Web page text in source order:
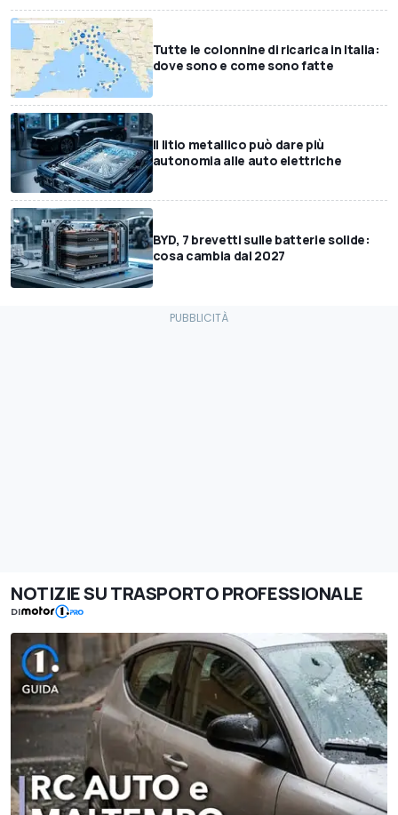
Tutte le colonnine di ricarica in Italia:
dove sono e come sono fatte
Il litio metallico può dare più
autonomia alle auto elettriche
BYD, 7 brevetti sulle batterie solide:
cosa cambia dal 2027
NOTIZIE SU TRASPORTO PROFESSIONALE
DI